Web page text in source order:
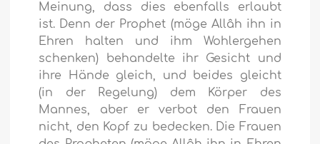
Meinung, dass dies ebenfalls erlaubt
ist. Denn der Prophet (möge Allâh ihn in
Ehren halten und ihm Wohlergehen
schenken) behandelte ihr Gesicht und
ihre Hände gleich, und beides gleicht
(in der Regelung) dem Körper des
Mannes, aber er verbot den Frauen
nicht, den Kopf zu bedecken. Die Frauen